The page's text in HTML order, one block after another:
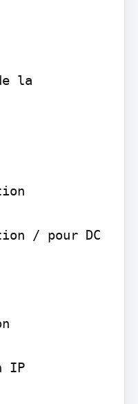
la
/ pour DC
IP